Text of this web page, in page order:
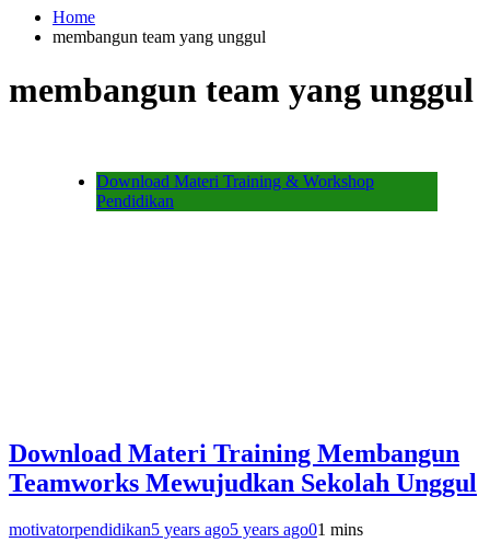
Home
membangun team yang unggul
membangun team yang unggul
Download Materi Training & Workshop
Pendidikan
Download Materi Training Membangun
Teamworks Mewujudkan Sekolah Unggul
motivatorpendidikan5 years ago5 years ago01 mins